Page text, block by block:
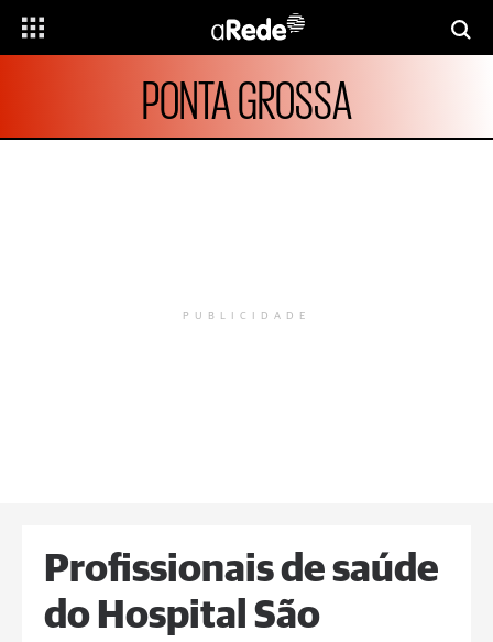
PONTA GROSSA
PUBLICIDADE
Profissionais de saúde
do Hospital São